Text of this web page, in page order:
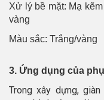
Xử lý bề mặt: Mạ
vàng
Màu sắc: Trắng/vàng
3. Ứng dụng của
Trong xây dựng,